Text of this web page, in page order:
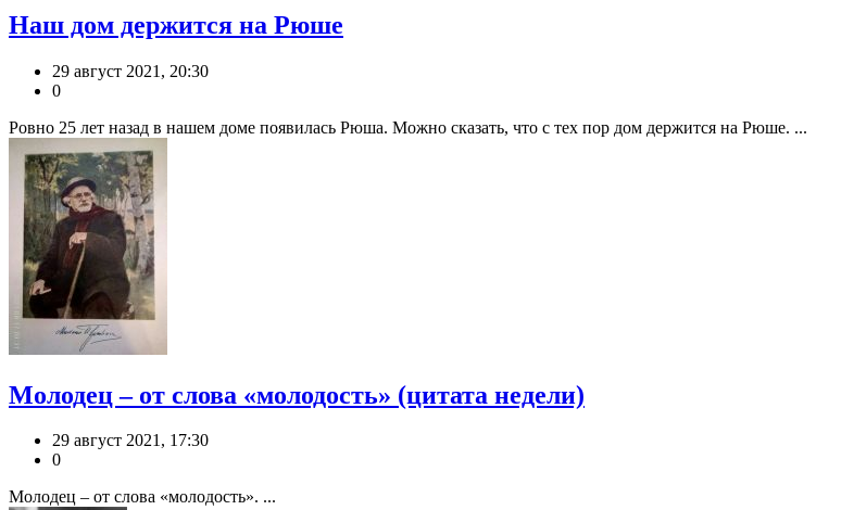
Наш дом держится на Рюше
29 август 2021, 20:30
0
Ровно 25 лет назад в нашем доме появилась Рюша. Можно сказать, что с тех пор дом держится на Рюше. ...
Молодец – от слова «молодость» (цитата недели)
29 август 2021, 17:30
0
Молодец – от слова «молодость». ...